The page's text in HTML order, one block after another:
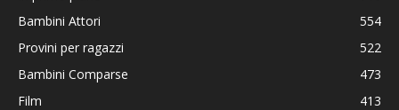
Bambini Attori
554
Provini per ragazzi
522
Bambini Comparse
473
Film
413